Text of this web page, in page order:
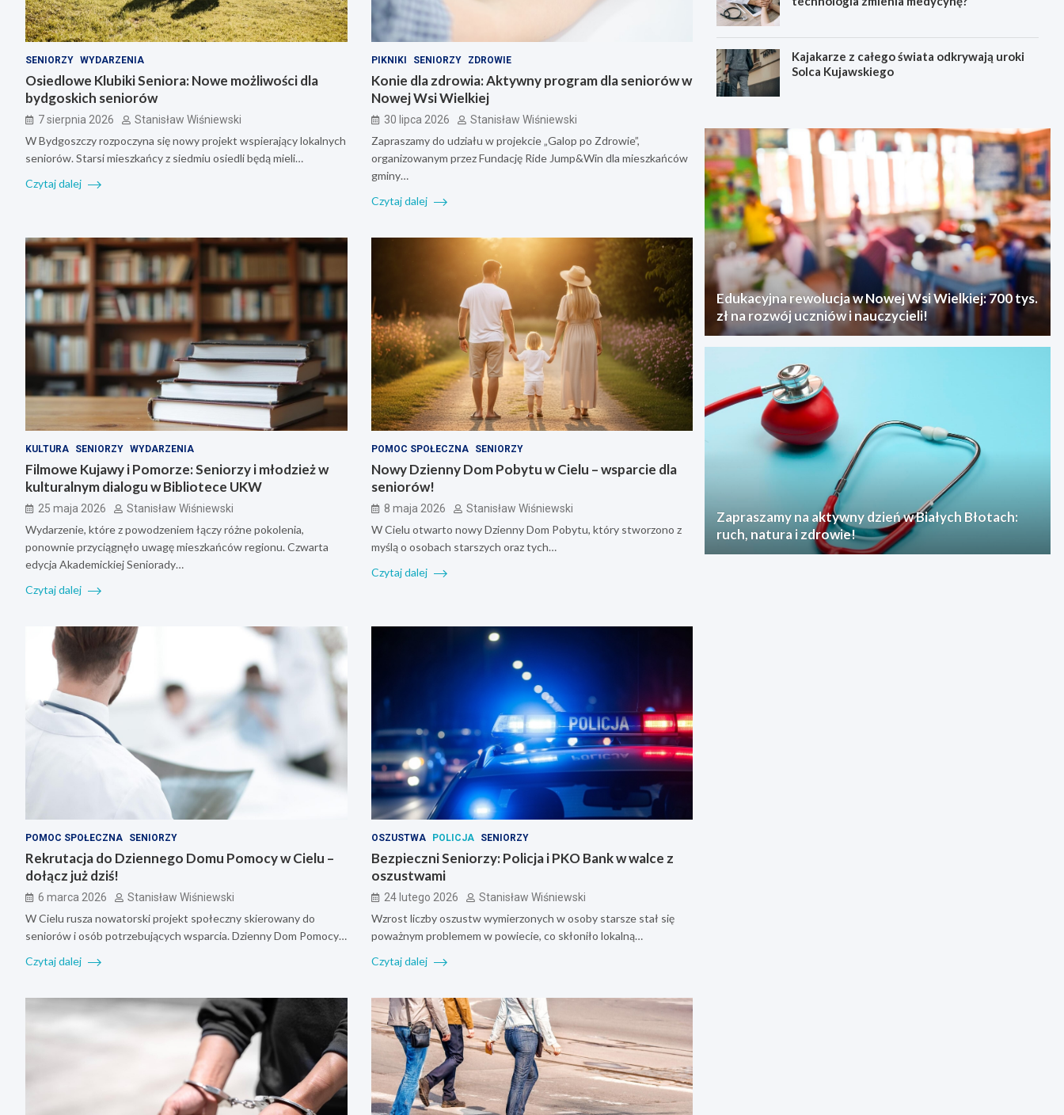
SENIORZY WYDARZENIA
Osiedlowe Klubiki Seniora: Nowe możliwości dla
bydgoskich seniorów
7 sierpnia 2026 Stanisław Wiśniewski
W Bydgoszczy rozpoczyna się nowy projekt wspierający lokalnych
seniorów. Starsi mieszkańcy z siedmiu osiedli będą mieli…
Czytaj dalej
PIKNIKI SENIORZY ZDROWIE
Konie dla zdrowia: Aktywny program dla seniorów w
Nowej Wsi Wielkiej
30 lipca 2026 Stanisław Wiśniewski
Zapraszamy do udziału w projekcie „Galop po Zdrowie”,
organizowanym przez Fundację Ride Jump&Win dla mieszkańców
gminy…
Czytaj dalej
KULTURA SENIORZY WYDARZENIA
Filmowe Kujawy i Pomorze: Seniorzy i młodzież w
kulturalnym dialogu w Bibliotece UKW
25 maja 2026 Stanisław Wiśniewski
Wydarzenie, które z powodzeniem łączy różne pokolenia,
ponownie przyciągnęło uwagę mieszkańców regionu. Czwarta
edycja Akademickiej Seniorady…
Czytaj dalej
POMOC SPOŁECZNA SENIORZY
Nowy Dzienny Dom Pobytu w Cielu – wsparcie dla
seniorów!
8 maja 2026 Stanisław Wiśniewski
W Cielu otwarto nowy Dzienny Dom Pobytu, który stworzono z
myślą o osobach starszych oraz tych…
Czytaj dalej
POMOC SPOŁECZNA SENIORZY
Rekrutacja do Dziennego Domu Pomocy w Cielu –
dołącz już dziś!
6 marca 2026 Stanisław Wiśniewski
W Cielu rusza nowatorski projekt społeczny skierowany do
seniorów i osób potrzebujących wsparcia. Dzienny Dom Pomocy…
Czytaj dalej
OSZUSTWA POLICJA SENIORZY
Bezpieczni Seniorzy: Policja i PKO Bank w walce z
oszustwami
24 lutego 2026 Stanisław Wiśniewski
Wzrost liczby oszustw wymierzonych w osoby starsze stał się
poważnym problemem w powiecie, co skłoniło lokalną…
Czytaj dalej
Kajakarze z całego świata odkrywają uroki
Solca Kujawskiego
Edukacyjna rewolucja w Nowej Wsi Wielkiej: 700 tys.
zł na rozwój uczniów i nauczycieli!
Zapraszamy na aktywny dzień w Białych Błotach:
ruch, natura i zdrowie!